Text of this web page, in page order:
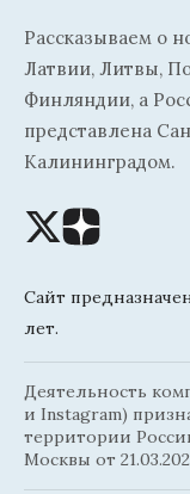
Рассказываем о
Латвии, Литвы,
Финляндии, а
представлена
Калининградом.
Сайт
лет.
Деятельность
и Instagram)
территории
Москвы от